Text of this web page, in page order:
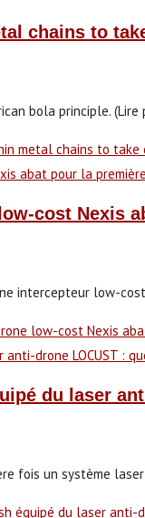
chains to
bola principle. (Lire
metal chains to take
cost Nexis
intercepteur low-
low-cost Nexis
du laser
fois un système
équipé du laser